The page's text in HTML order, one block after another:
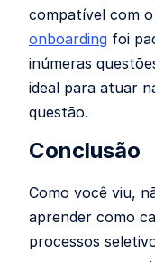
compatível com
onboarding foi
inúmeras
ideal para atuar
questão.
Conclusão
Como você viu,
aprender como
processos